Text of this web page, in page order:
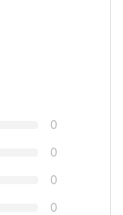
0
0
0
0